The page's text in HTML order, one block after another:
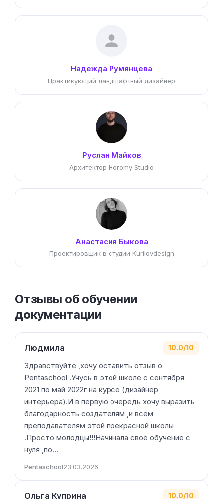
Надежда Румянцева
Практикующий ландшафтный дизайнер
Руслан Майков
Архитектор Horomy Studio
Анастасия Быкова
Проектировщик в студии Kurilovdesign
Отзывы об обучении
документации
Людмила 10.0/10
Здравствуйте ,хочу оставить отзыв о
Pentaschool .Учусь в этой школе с сентября
2021 по май 2022г на курсе (дизайнер
интерьера).И в первую очередь хочу выразить
благодарность создателям ,и всем
преподавателям этой прекрасной школы
.Просто молодцы!!!Начинала своё обучение с
нуля ,по…
Pentaschool23.03.2026
Ольга Куприна 10.0/10